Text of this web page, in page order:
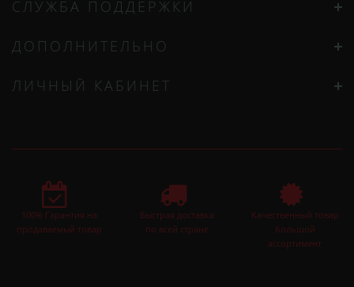
СЛУЖБА ПОДДЕРЖКИ
ДОПОЛНИТЕЛЬНО
ЛИЧНЫЙ КАБИНЕТ
100% Гарантия на
продаваемый товар
Быстрая доставка
по всей стране
Качественный товар
большой
ассортимент